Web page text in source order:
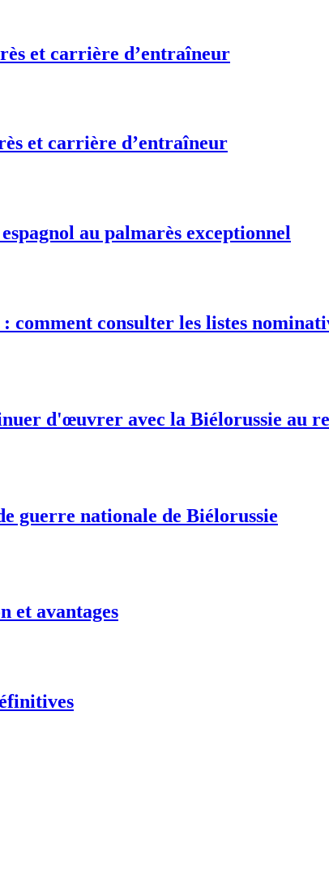
et carrière d’entraîneur
et carrière d’entraîneur
au palmarès exceptionnel
comment consulter les listes
d'œuvrer avec la Biélorussie au
guerre nationale de Biélorussie
et avantages